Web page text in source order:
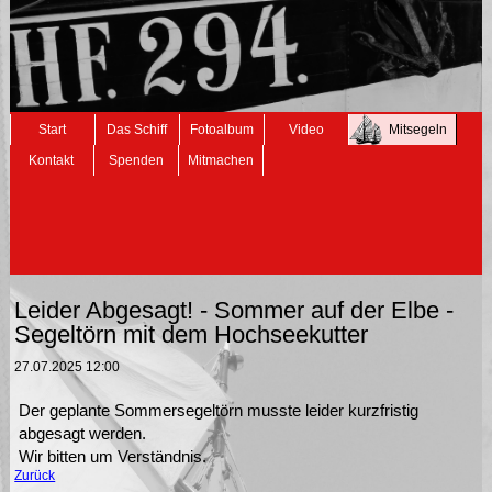
Navigation
überspringen
Start Das Schiff Fotoalbum Video
Mitsegeln
Kontakt
Spenden Mitmachen
Leider Abgesagt! - Sommer auf der Elbe -
Segeltörn mit dem Hochseekutter
27.07.2025 12:00
Der geplante Sommersegeltörn musste leider kurzfristig
abgesagt werden.
Wir bitten um Verständnis.
Zurück